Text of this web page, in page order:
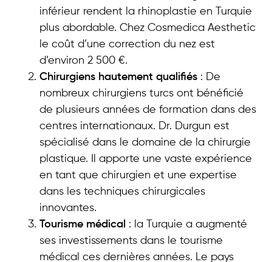
inférieur rendent la rhinoplastie en Turquie
plus abordable. Chez Cosmedica Aesthetic
le coût d’une correction du nez est
d’environ 2 500 €.
Chirurgiens hautement qualifiés : De
nombreux chirurgiens turcs ont bénéficié
de plusieurs années de formation dans des
centres internationaux. Dr. Durgun est
spécialisé dans le domaine de la chirurgie
plastique. Il apporte une vaste expérience
en tant que chirurgien et une expertise
dans les techniques chirurgicales
innovantes.
Tourisme médical : la Turquie a augmenté
ses investissements dans le tourisme
médical ces dernières années. Le pays